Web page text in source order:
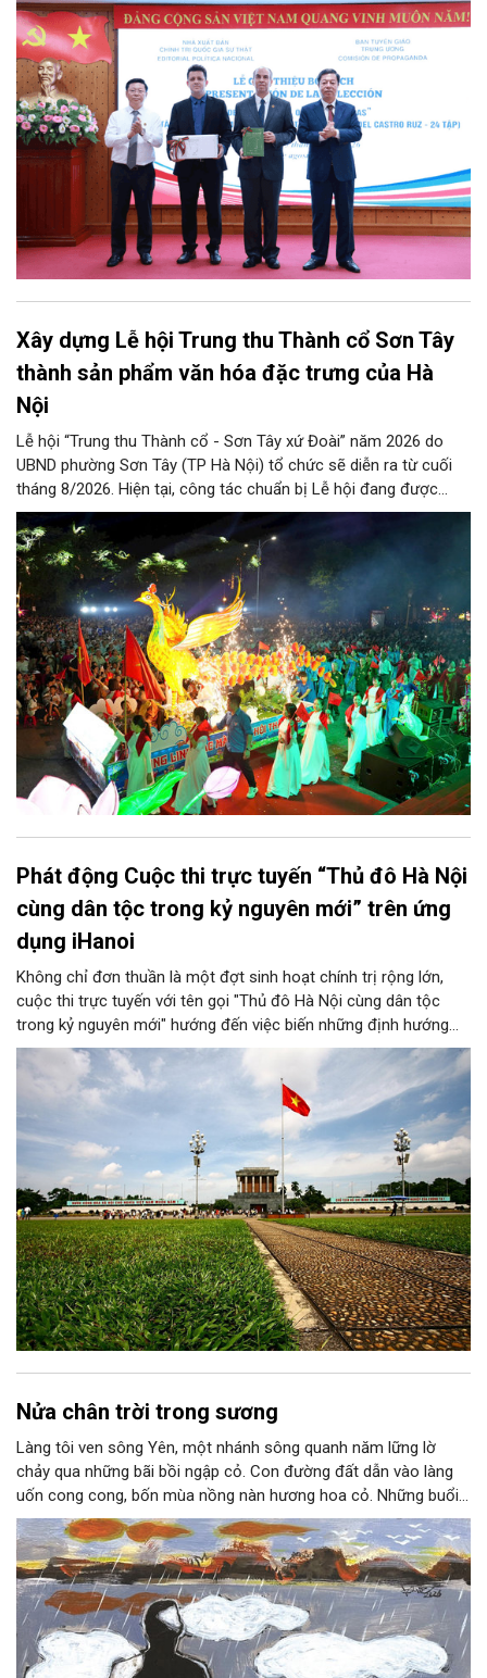
giáo Trung ương tổ chức Lễ giới thiệu bộ sách “Tuyển tập các
tác phẩm chọn lọc của Tổng Tư lệnh Fidel Castro Ruz” gồm 24
tập bằng tiếng Tây Ban Nha.
Xây dựng Lễ hội Trung thu Thành cổ Sơn Tây
thành sản phẩm văn hóa đặc trưng của Hà
Nội
Lễ hội “Trung thu Thành cổ - Sơn Tây xứ Đoài” năm 2026 do
UBND phường Sơn Tây (TP Hà Nội) tổ chức sẽ diễn ra từ cuối
tháng 8/2026. Hiện tại, công tác chuẩn bị Lễ hội đang được
chính quyền phường Sơn Tây cùng các phòng, ban, ngành, đơn
vị và 25 tổ dân phố khẩn trương triển khai, tạo khí thế sôi nổi,
sẵn sàng mang đến cho Nhân dân và du khách một mùa Trung
thu quy mô, đặc sắc và giàu bản sắc văn hóa xứ Đoài.
Phát động Cuộc thi trực tuyến “Thủ đô Hà Nội
cùng dân tộc trong kỷ nguyên mới” trên ứng
dụng iHanoi
Không chỉ đơn thuần là một đợt sinh hoạt chính trị rộng lớn,
cuộc thi trực tuyến với tên gọi "Thủ đô Hà Nội cùng dân tộc
trong kỷ nguyên mới" hướng đến việc biến những định hướng
chiến lược trong Nghị quyết số 02-NQ/TW của Bộ Chính trị
thành niềm tin, thành nhận thức chung của mỗi người dân.
Nửa chân trời trong sương
Làng tôi ven sông Yên, một nhánh sông quanh năm lững lờ
chảy qua những bãi bồi ngập cỏ. Con đường đất dẫn vào làng
uốn cong cong, bốn mùa nồng nàn hương hoa cỏ. Những buổi
hoàng hôn, khi nắng đã dịu xuống phía cuối sông, đám hoa tím
lại thẫm màu như có ai vừa rắc lên một lớp khói.